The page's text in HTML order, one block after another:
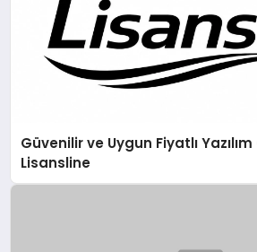
Güvenilir ve Uygun Fiyatlı
Lisansline